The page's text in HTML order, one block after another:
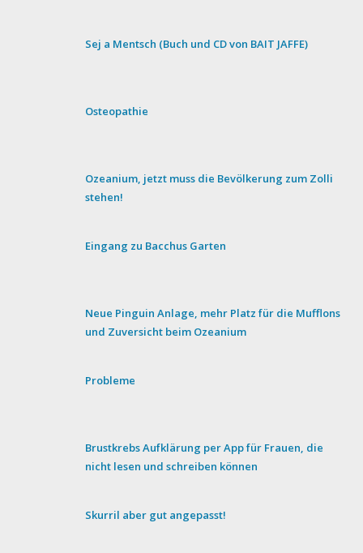
Sej a Mentsch (Buch und CD von BAIT JAFFE)
Osteopathie
Ozeanium, jetzt muss die Bevölkerung zum Zolli
stehen!
Eingang zu Bacchus Garten
Neue Pinguin Anlage, mehr Platz für die Mufflons
und Zuversicht beim Ozeanium
Probleme
Brustkrebs Aufklärung per App für Frauen, die
nicht lesen und schreiben können
Skurril aber gut angepasst!